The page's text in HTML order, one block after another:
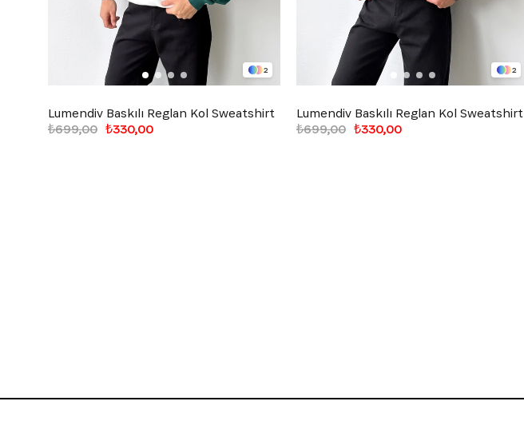
2
Lumendiv Baskılı Reglan Kol Sweatshirt
₺330,00
₺699,00
2
Lumendiv Baskılı Reglan Kol Sweatshirt
₺330,00
₺699,00